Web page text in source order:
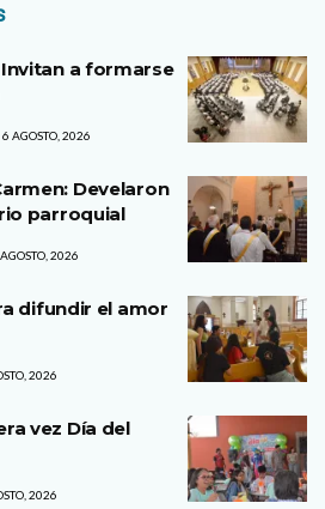
a formarse
6 AGOSTO, 2026
Develaron
parroquial
2026
difundir el amor
2026
vez Día del
2026